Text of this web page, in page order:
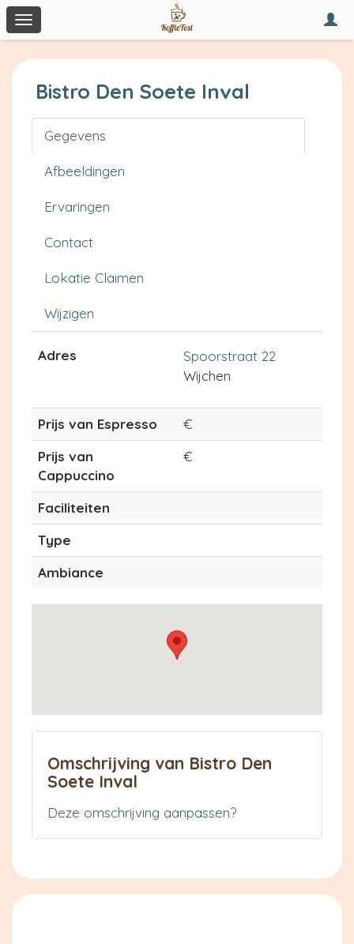
Toggle
navigation
Bistro Den Soete Inval
Gegevens
Afbeeldingen
Ervaringen
Contact
Lokatie Claimen
Wijzigen
Adres
Spoorstraat 22
Wijchen
Prijs van Espresso
€
Prijs van
Cappuccino
€
Faciliteiten
Type
Ambiance
Omschrijving van Bistro Den
Soete Inval
Deze omschrijving aanpassen?